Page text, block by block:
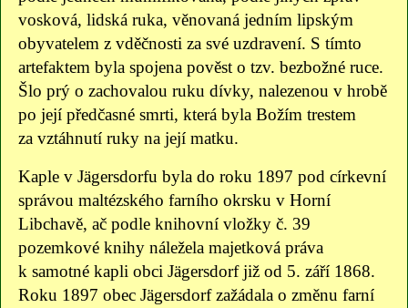
vosková, lidská ruka, věnovaná jedním lipským
obyvatelem z vděčnosti za své uzdravení. S tímto
artefaktem byla spojena pověst o tzv. bezbožné ruce.
Šlo prý o zachovalou ruku dívky, nalezenou v hrobě
po její předčasné smrti, která byla Božím trestem
za vztáhnutí ruky na její matku.
Kaple v Jägersdorfu byla do roku 1897 pod církevní
správou maltézského farního okrsku v Horní
Libchavě, ač podle knihovní vložky č. 39
pozemkové knihy náležela majetková práva
k samotné kapli obci Jägersdorf již od 5. září 1868.
Roku 1897 obec Jägersdorf zažádala o změnu farní